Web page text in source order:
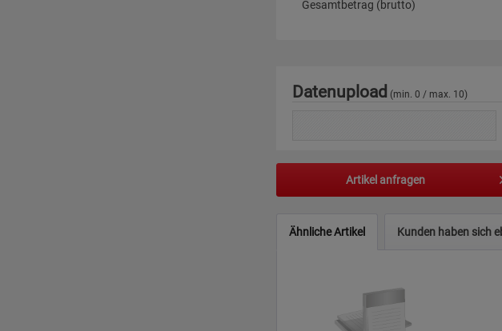
Gesamtbetrag (brutto)
Datenupload (min. 0 / max. 10)
Artikel anfragen
Ähnliche Artikel Kunden haben sich